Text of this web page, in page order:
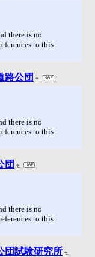
there is no
to this
路公団
there is no
to this
団
there is no
to this
団試験研究所